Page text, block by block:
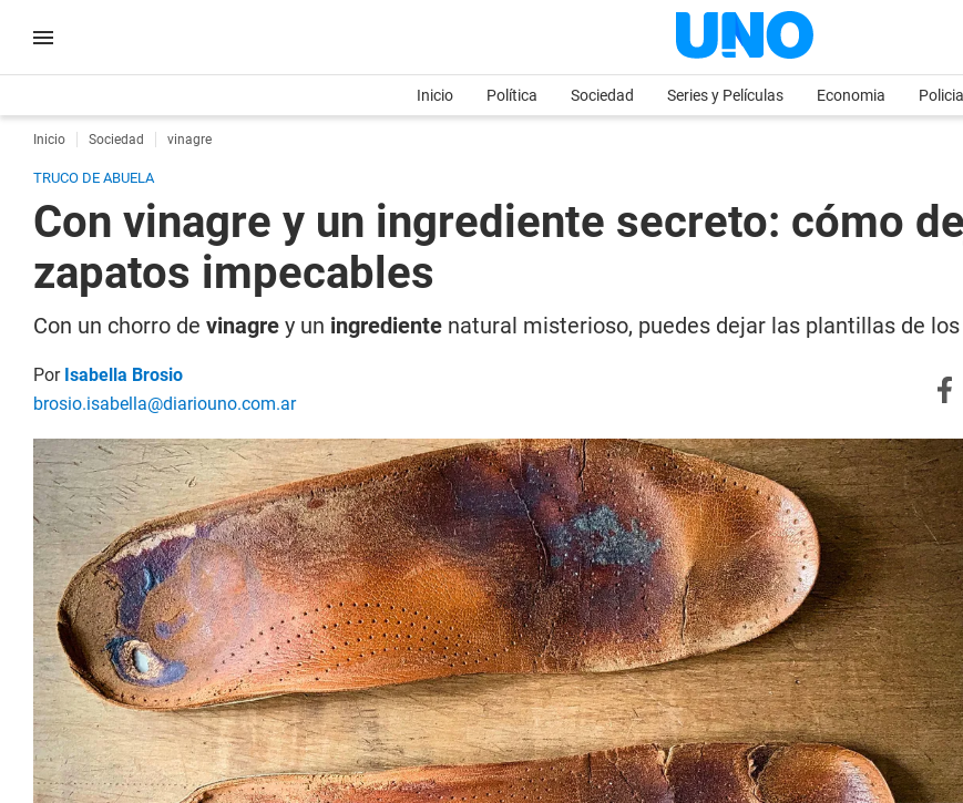
Inicio Política Sociedad Series y Películas Economia
Inicio Sociedad vinagre
TRUCO DE ABUELA
Con vinagre y un ingrediente secreto: cómo
zapatos impecables
Con un chorro de vinagre y un ingrediente natural misterioso, puedes dejar las plantillas de los
Por Isabella Brosio
brosio.isabella@diariouno.com.ar